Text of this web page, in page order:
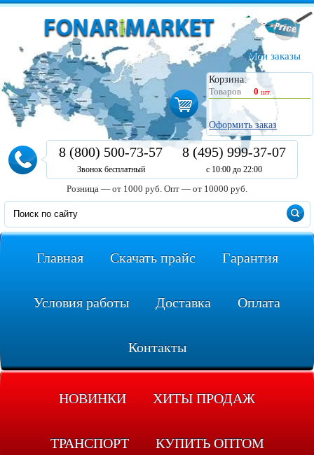
Мои заказы
Корзина:
Товаров
0 шт.
Оформить заказ
8 (800) 500-73-57
Звонок бесплатный
8 (495) 999-37-07
с 10:00 до 22:00
Розница — от 1000 руб. Опт — от 10000 руб.
Главная Скачать прайс Гарантия
Условия работы Доставка Оплата
Контакты
НОВИНКИ ХИТЫ ПРОДАЖ
ТРАНСПОРТ КУПИТЬ ОПТОМ